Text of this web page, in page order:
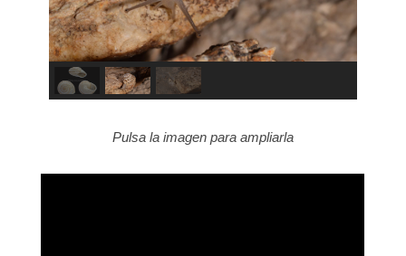
Pulsa la imagen para ampliarla